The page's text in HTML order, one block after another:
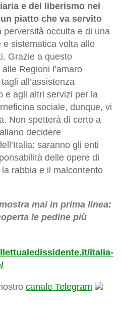
e del liberismo nei
piatto che va servito
perversità occulta e di una
sistematica volta allo
Grazie a questo
Regioni l’amaro
all’assistenza
e agli altri servizi per la
sociale, dunque, vi
Non spetterà di certo a
decidere
saranno gli enti
delle opere di
rabbia e il malcontento
mai in prima linea:
le pedine più
italia-
canale Telegram